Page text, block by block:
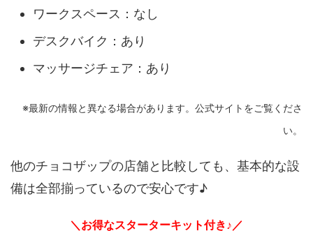
ワークスペース：なし
デスクバイク：あり
マッサージチェア：あり
※最新の情報と異なる場合があります。公式サイトをご覧くださ
い。
他のチョコザップの店舗と比較しても、基本的な設
備は全部揃っているので安心です♪
＼お得なスターターキット付き♪／